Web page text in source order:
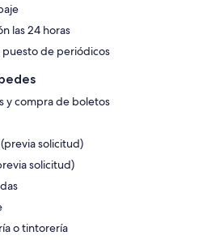
las 24 horas
de periódicos
y compra de boletos
solicitud)
solicitud)
o tintorería